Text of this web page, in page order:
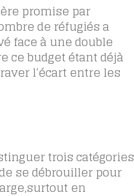
promise par
de réfugiés a
face à une double
ce budget étant déjà
l’écart entre les
trois catégories
se débrouiller pour
en